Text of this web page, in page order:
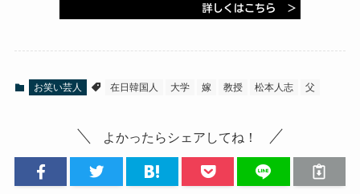
お笑い芸人 在日韓国人 大学 嫁 教授 松本人志 父
よかったらシェアしてね！